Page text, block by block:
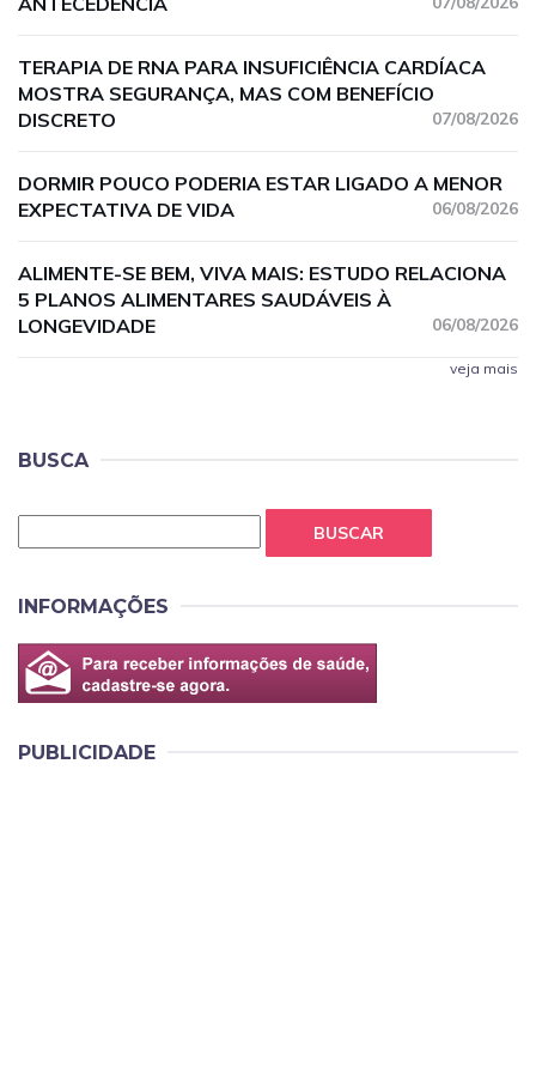
TERAPIA DE RNA PARA INSUFICIÊNCIA CARDÍACA
MOSTRA SEGURANÇA, MAS COM BENEFÍCIO
DISCRETO
07/08/2026
DORMIR POUCO PODERIA ESTAR LIGADO A MENOR
EXPECTATIVA DE VIDA
06/08/2026
ALIMENTE-SE BEM, VIVA MAIS: ESTUDO RELACIONA
5 PLANOS ALIMENTARES SAUDÁVEIS À
LONGEVIDADE
06/08/2026
veja mais
BUSCA
BUSCAR
INFORMAÇÕES
PUBLICIDADE